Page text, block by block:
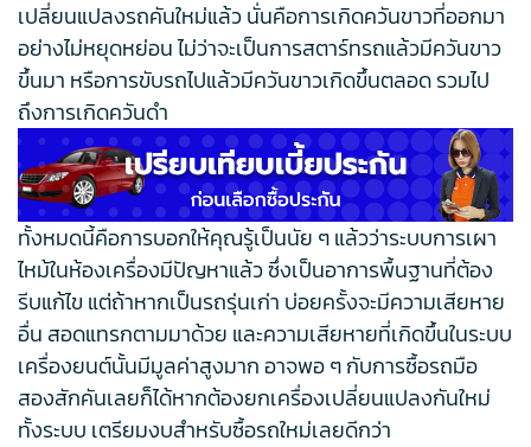
เปลี่ยนแปลงรถคันใหม่แล้ว นั่นคือการเกิดควันขาวที่ออกมา
อย่างไม่หยุดหย่อน ไม่ว่าจะเป็นการสตาร์ทรถแล้วมีควันขาว
ขึ้นมา หรือการขับรถไปแล้วมีควันขาวเกิดขึ้นตลอด รวมไป
ถึงการเกิดควันดำ
ทั้งหมดนี้คือการบอกให้คุณรู้เป็นนัย ๆ แล้วว่าระบบการเผา
ไหม้ในห้องเครื่องมีปัญหาแล้ว ซึ่งเป็นอาการพื้นฐานที่ต้อง
รีบแก้ไข แต่ถ้าหากเป็นรถรุ่นเก่า บ่อยครั้งจะมีความเสียหาย
อื่น สอดแทรกตามมาด้วย และความเสียหายที่เกิดขึ้นในระบบ
เครื่องยนต์นั้นมีมูลค่าสูงมาก อาจพอ ๆ กับการซื้อรถมือ
สองสักคันเลยก็ได้หากต้องยกเครื่องเปลี่ยนแปลงกันใหม่
ทั้งระบบ เตรียมงบสำหรับซื้อรถใหม่เลยดีกว่า